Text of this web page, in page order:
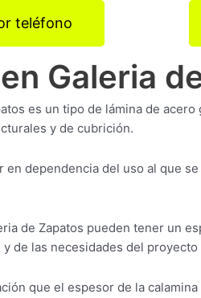
teléfono
Galeria
es un tipo de lámina de
y de cubrición.
en dependencia del uso al que
de Zapatos pueden tener un
de las necesidades del
que el espesor de la